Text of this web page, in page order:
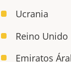
Ucrania
Reino Unido
Emiratos